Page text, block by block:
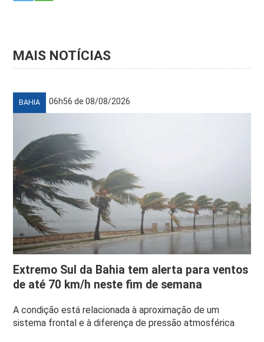
MAIS NOTÍCIAS
BAHIA 06h56 de 08/08/2026
Extremo Sul da Bahia tem alerta para ventos
de até 70 km/h neste fim de semana
A condição está relacionada à aproximação de um
sistema frontal e à diferença de pressão atmosférica